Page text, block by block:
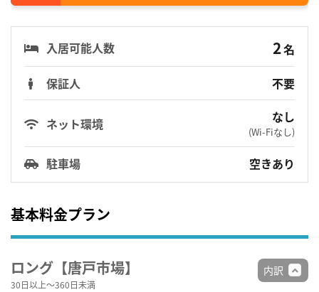
入居可能人数 2名
保証人
不要
ネット環境 なし
(Wi-Fiなし)
駐車場 空きあり
基本料金プラン
ロング【唐戸市場】
30日以上～360日未満
内訳